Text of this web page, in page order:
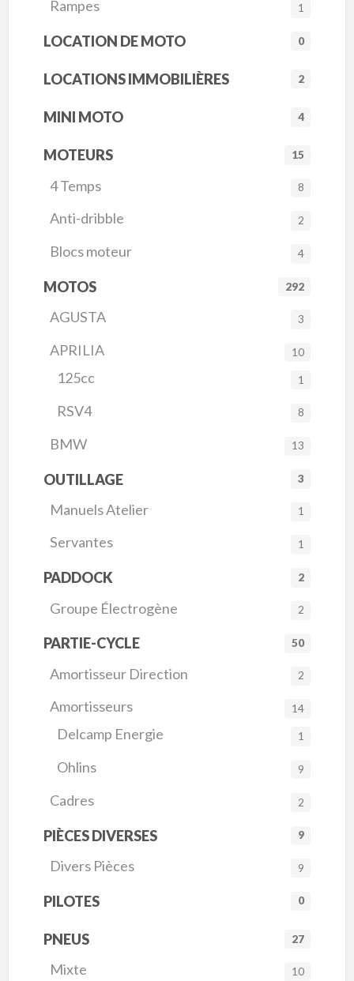
Rampes 1
LOCATION DE MOTO 0
LOCATIONS IMMOBILIÈRES 2
MINI MOTO 4
MOTEURS 15
4 Temps 8
Anti-dribble 2
Blocs moteur 4
MOTOS 292
AGUSTA 3
APRILIA 10
125cc 1
RSV4 8
BMW 13
OUTILLAGE 3
Manuels Atelier 1
Servantes 1
PADDOCK 2
Groupe Électrogène 2
PARTIE-CYCLE 50
Amortisseur Direction 2
Amortisseurs 14
Delcamp Energie 1
Ohlins 9
Cadres 2
PIÈCES DIVERSES 9
Divers Pièces 9
PILOTES 0
PNEUS 27
Mixte 10